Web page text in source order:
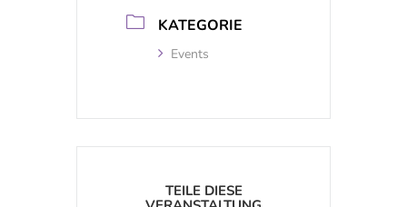
KATEGORIE
Events
TEILE DIESE